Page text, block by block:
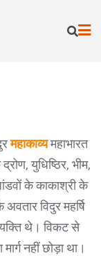
महाकाव्यमहाभारत
युधिष्ठिर, भीम,
के काकाश्री के
विदुर महर्षि
थे। विकट से
नहीं छोड़ा था।